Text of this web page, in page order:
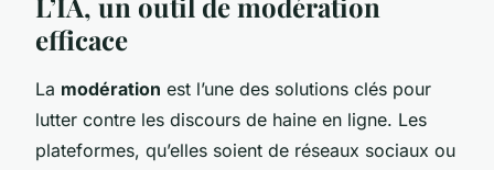
efficace
La modération est l’une des solutions clés pour
lutter contre les discours de haine en ligne. Les
plateformes, qu’elles soient de réseaux sociaux ou